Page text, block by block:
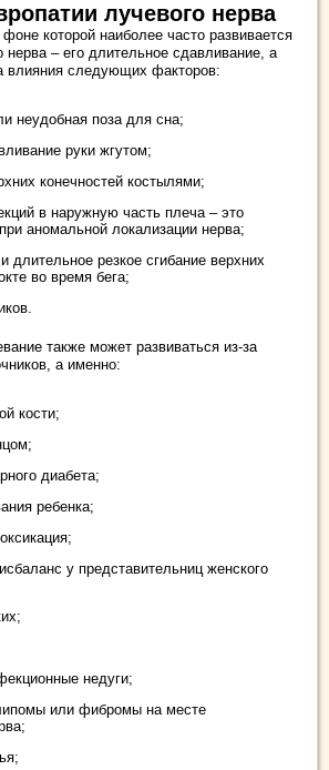
лучевого нерва
которой наиболее часто развивается
нерва – его длительное сдавливание, а
влияния следующих факторов:
неудобная поза для сна;
руки жгутом;
конечностей костылями;
в наружную часть плеча – это
аномальной локализации нерва;
длительное резкое сгибание верхних
во время бега;
также может развиваться из-за
а именно:
кости;
диабета;
ребенка;
у представительниц женского
недуги;
или фибромы на месте